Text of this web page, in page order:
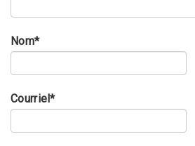
Nom*
Courriel*